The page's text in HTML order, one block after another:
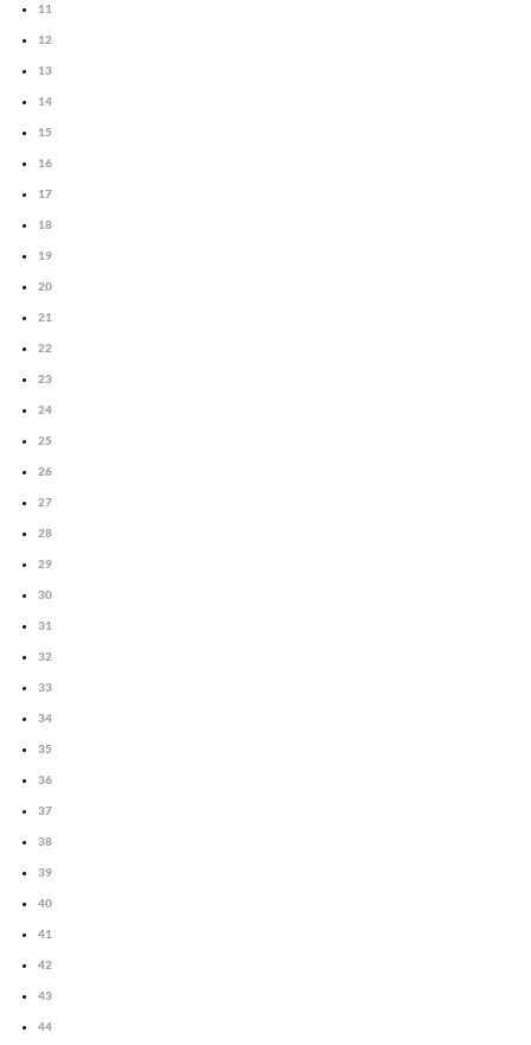
11
12
13
14
15
16
17
18
19
20
21
22
23
24
25
26
27
28
29
30
31
32
33
34
35
36
37
38
39
40
41
42
43
44